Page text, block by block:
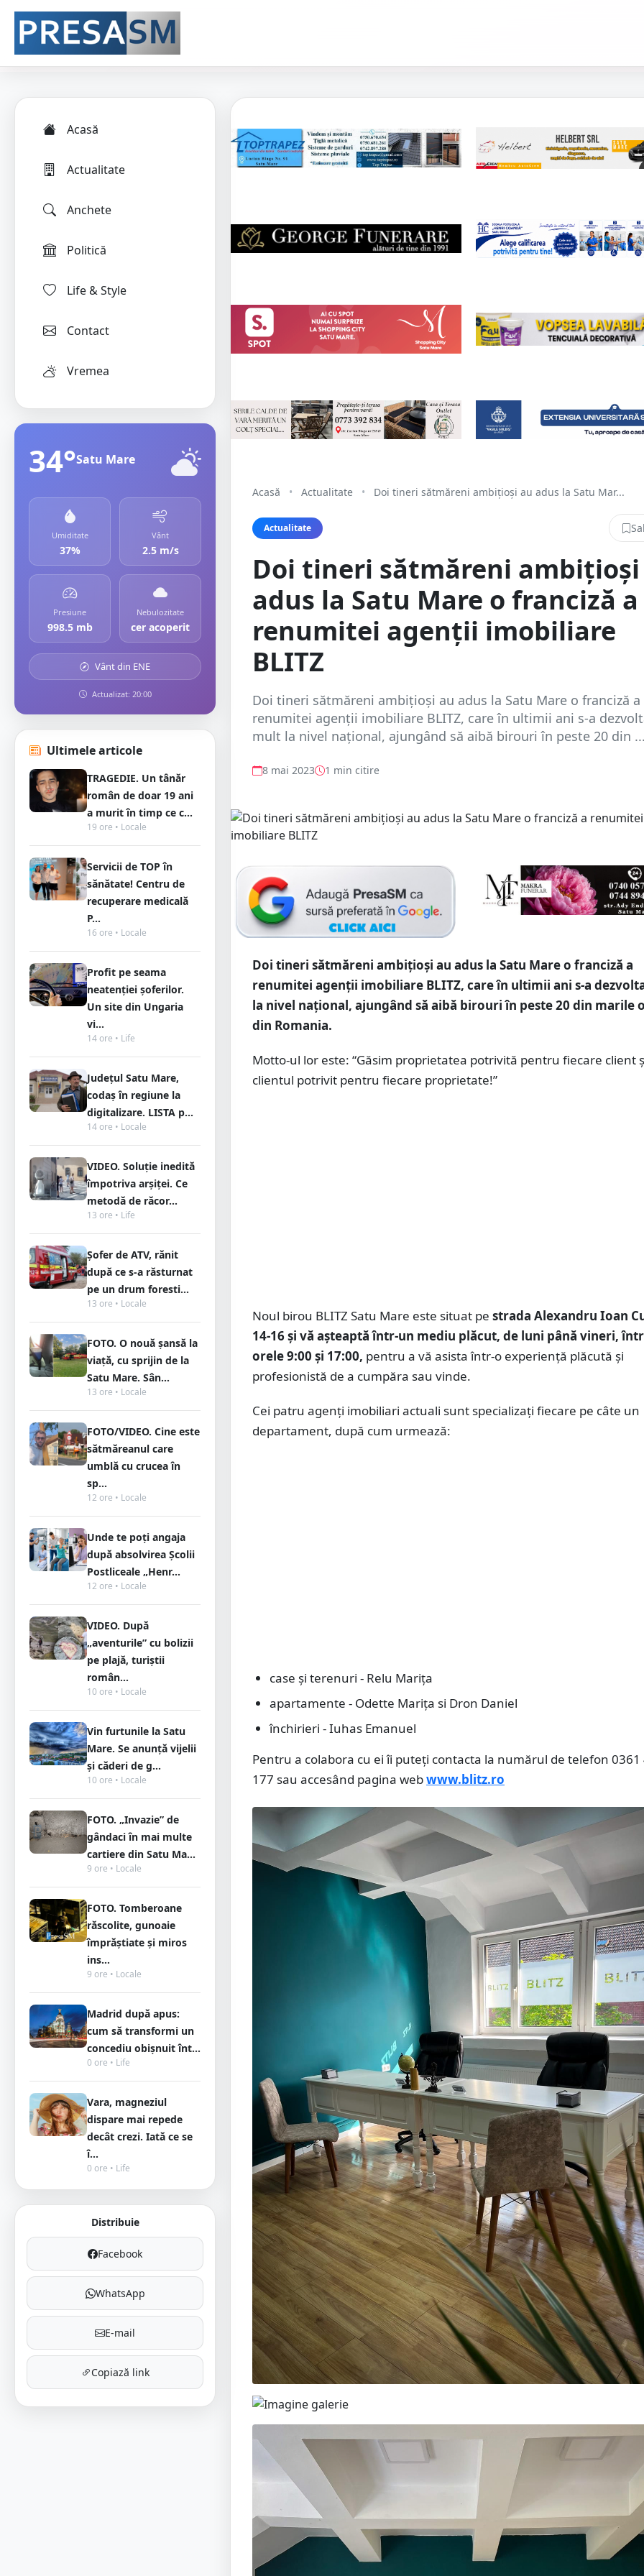
Acasă
Actualitate
Anchete
Politică
Life & Style
Contact
Vremea
34°Satu Mare
Umiditate
37%
Vânt
2.5 m/s
Presiune
998.5 mb
Nebulozitate
cer acoperit
Vânt din ENE
Actualizat: 20:00
Ultimele articole
TRAGEDIE. Un tânăr
român de doar 19 ani
a murit în timp ce c...
19 ore • Locale
Servicii de TOP în
sănătate! Centru de
recuperare medicală
P...
16 ore • Locale
Profit pe seama
neatenției șoferilor.
Un site din Ungaria
vi...
14 ore • Life
Județul Satu Mare,
codaș în regiune la
digitalizare. LISTA p...
14 ore • Locale
VIDEO. Soluție inedită
împotriva arșiței. Ce
metodă de răcor...
13 ore • Life
Șofer de ATV, rănit
după ce s-a răsturnat
pe un drum foresti...
13 ore • Locale
FOTO. O nouă șansă la
viață, cu sprijin de la
Satu Mare. Sân...
13 ore • Locale
FOTO/VIDEO. Cine este
sătmăreanul care
umblă cu crucea în
sp...
12 ore • Locale
Unde te poți angaja
după absolvirea Școlii
Postliceale „Henr...
12 ore • Locale
VIDEO. După
„aventurile” cu bolizii
pe plajă, turiștii
român...
10 ore • Locale
Vin furtunile la Satu
Mare. Se anunță vijelii
și căderi de g...
10 ore • Locale
FOTO. „Invazie” de
gândaci în mai multe
cartiere din Satu Ma...
9 ore • Locale
FOTO. Tomberoane
răscolite, gunoaie
împrăștiate și miros
ins...
9 ore • Locale
Madrid după apus:
cum să transformi un
concediu obișnuit înt...
0 ore • Life
Vara, magneziul
dispare mai repede
decât crezi. Iată ce se
î...
0 ore • Life
Distribuie
Facebook
WhatsApp
E-mail
Copiază link
Acasă • Actualitate • Doi tineri sătmăreni ambițioși au adus la Satu Mar...
Actualitate
Doi tineri sătmăreni
adus la Satu Mare o franciză a
renumitei agenții imobiliare
BLITZ
Doi tineri sătmăreni ambițioși au adus la Satu Mare o franciză a
renumitei agenții imobiliare BLITZ, care în ultimii ani s-a
mult la nivel național, ajungând să aibă birouri în peste 20 din
8 mai 2023 1 min citire
Doi tineri sătmăreni ambițioși au adus la Satu Mare o franciză a
renumitei agenții imobiliare BLITZ, care în ultimii ani s-a
la nivel național, ajungând să aibă birouri în peste 20 din marile
din Romania.
Motto-ul lor este: “Găsim proprietatea potrivită pentru fiecare client
clientul potrivit pentru fiecare proprietate!”
Noul birou BLITZ Satu Mare este situat pe strada Alexandru Ioan
14-16 și vă așteaptă într-un mediu plăcut, de luni până vineri,
orele 9:00 și 17:00, pentru a vă asista într-o experiență plăcută și
profesionistă de a cumpăra sau vinde.
Cei patru agenți imobiliari actuali sunt specializați fiecare pe câte un
departament, după cum urmează:
case și terenuri - Relu Marița
apartamente - Odette Marița si Dron Daniel
închirieri - Iuhas Emanuel
Pentru a colabora cu ei îi puteți contacta la numărul de telefon 0361
177 sau accesând pagina webwww.blitz.ro